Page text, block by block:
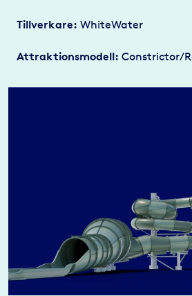
Tillverkare: WhiteWater
Attraktionsmodell: Constrictor/